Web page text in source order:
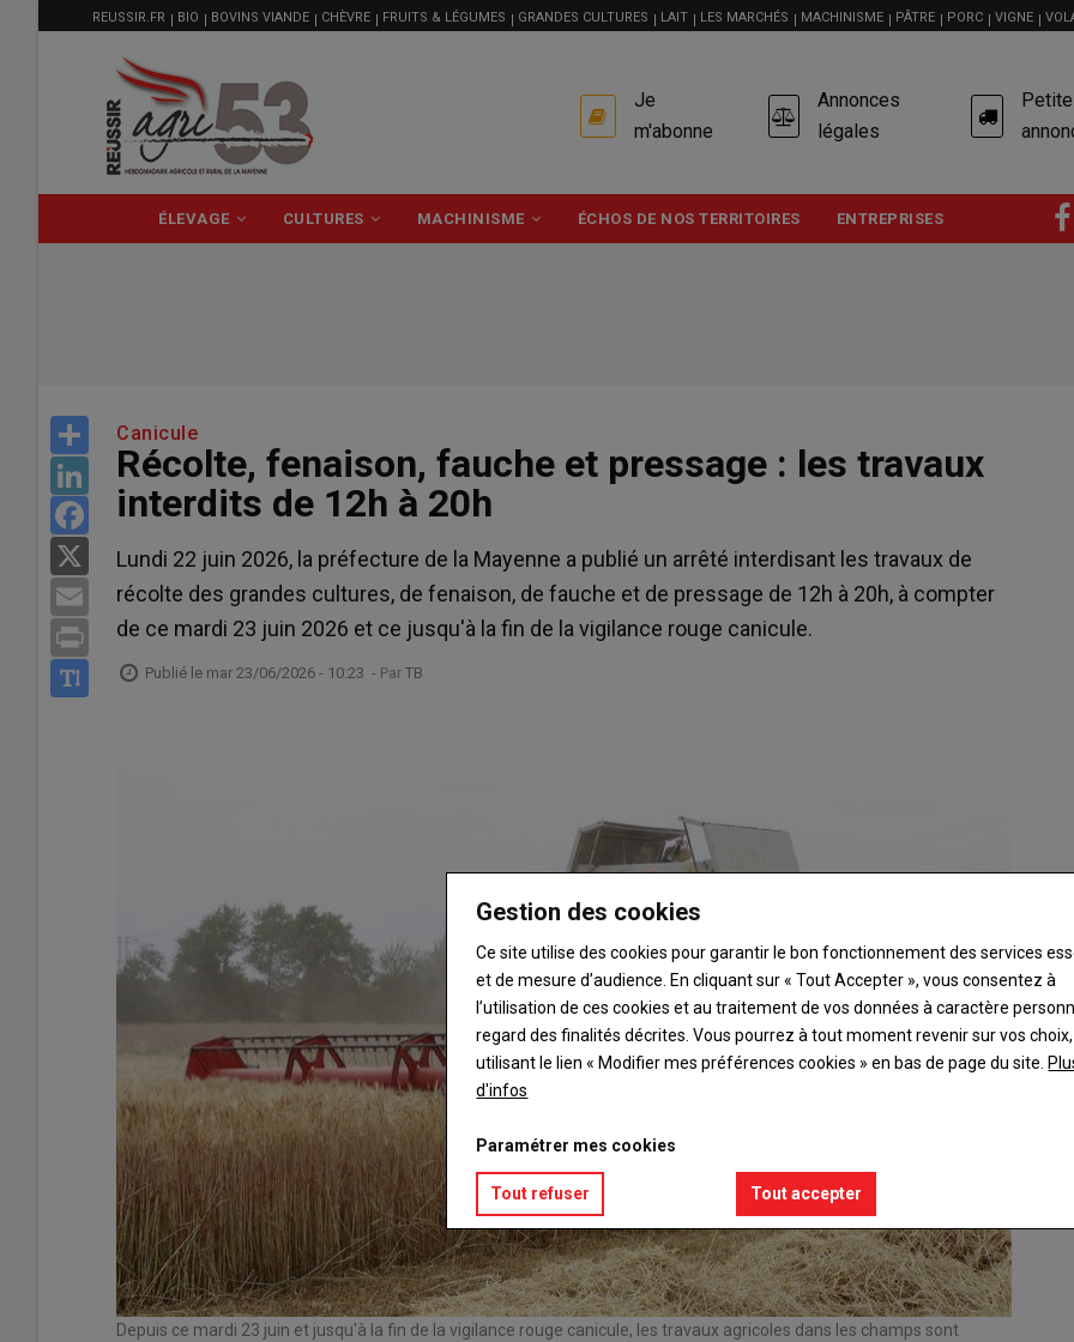
MENU
FILIÈRE
REUSSIR.FR BIO BOVINS VIANDE CHÈVRE FRUITS & LÉGUMES GRANDES CULTURES LAIT LES MARCHÉS MACHINISME PÂTRE PORC VIGNE
USER
ACCOUNT
MENU
Je
m'abonne
Annonces
légales
PRINCIPALE
ÉLEVAGE CULTURES MACHINISME ÉCHOS DE NOS TERRITOIRES ENTREPRISES
Share
LinkedIn
Facebook
Email
Print
Canicule
Récolte, fenaison, fauche et pressage : les travaux
interdits de 12h à 20h
Lundi 22 juin 2026, la préfecture de la Mayenne a publié un arrêté interdisant les travaux de
récolte des grandes cultures, de fenaison, de fauche et de pressage de 12h à 20h, à compter
de ce mardi 23 juin 2026 et ce jusqu'à la fin de la vigilance rouge canicule.
Publié le mar 23/06/2026 - 10:23 - Par TB
Depuis ce mardi 23 juin et jusqu'à la fin de la vigilance rouge canicule, les travaux agricoles dans les champs sont
Gestion des cookies
Ce site utilise des cookies pour garantir le bon fonctionnement des services
et de mesure d’audience. En cliquant sur « Tout Accepter », vous consentez à
l’utilisation de ces cookies et au traitement de vos données à caractère
regard des finalités décrites. Vous pourrez à tout moment revenir sur vos
utilisant le lien « Modifier mes préférences cookies » en bas de page du site.
d'infos
Paramétrer mes cookies
Tout refuser Tout accepter